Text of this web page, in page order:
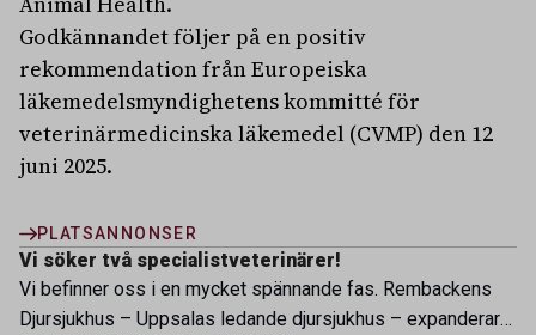
Godkännandet följer på en positiv
rekommendation från Europeiska
läkemedelsmyndighetens kommitté för
veterinärmedicinska läkemedel (CVMP) den 12
juni 2025.
PLATSANNONSER
Vi söker två specialistveterinärer!
Vi befinner oss i en mycket spännande fas. Rembackens
Djursjukhus – Uppsalas ledande djursjukhus – expanderar